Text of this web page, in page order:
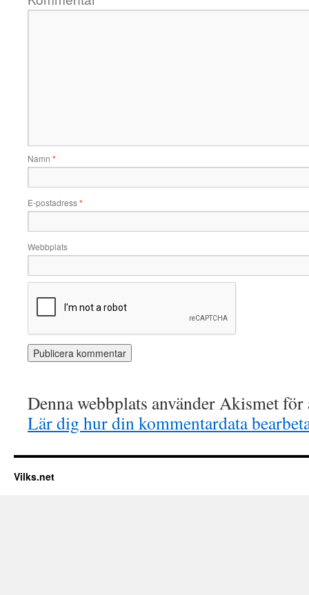
Namn *
E-postadress*
Webbplats
Denna webbplats använder Akismet
Lär dig hur din kommentardata
Vilks.net